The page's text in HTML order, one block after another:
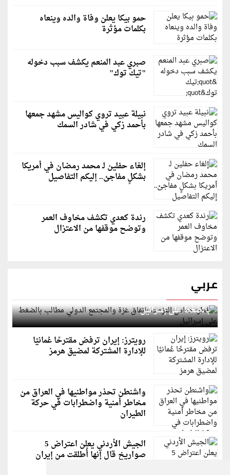
حمو بيكا يعلن وفاة والده وينعاه
بكلمات مؤثرة
صبري عبد المنعم يكشف سبب دخوله
"تيك توك"
نبيلة عبيد تروي كواليس مشهد جمعها
بأحمد زكي في شادر السمك
إلغاء حفلين لـ محمد رمضان في أمريكا
بشكلٍ مفاجئ.. إليكم التفاصيل
رندة كعدي تكشف مخاوف العمر
وتوضح موقفها من الاعتزال
عربي
قطر: حماس التزمت باتفاق غزة والمجتمع الدولي مطالب
بالضغط على إسرائيل
رويترز: إيران ترفض مقترحًا عُمانيًا
للإدارة المشتركة لمضيق هرمز
واشنطن تحذر مواطنيها في العراق من
مخاطر أمنية واضطرابات في حركة
الطيران
الجيش الأردني يعلن اعتراض 5
صواريخ قال إنها أُطلقت من إيران